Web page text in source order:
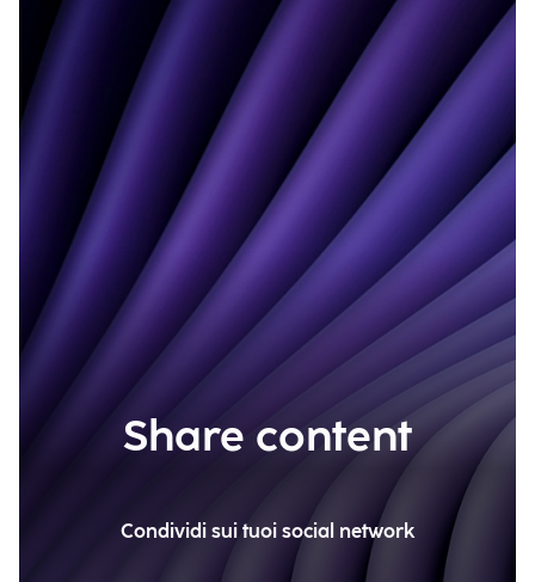
Share content
Condividi sui tuoi social network